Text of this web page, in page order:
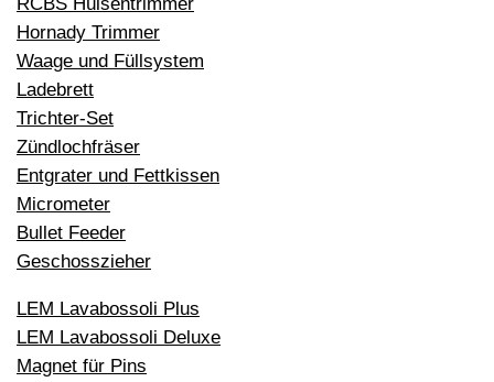
Hornady Trimmer
Waage und Füllsystem
Ladebrett
Trichter-Set
Zündlochfräser
Entgrater und Fettkissen
Micrometer
Bullet Feeder
Geschosszieher
LEM Lavabossoli Plus
LEM Lavabossoli Deluxe
Magnet für Pins